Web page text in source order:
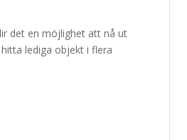
det en möjlighet att nå ut
lediga objekt i flera